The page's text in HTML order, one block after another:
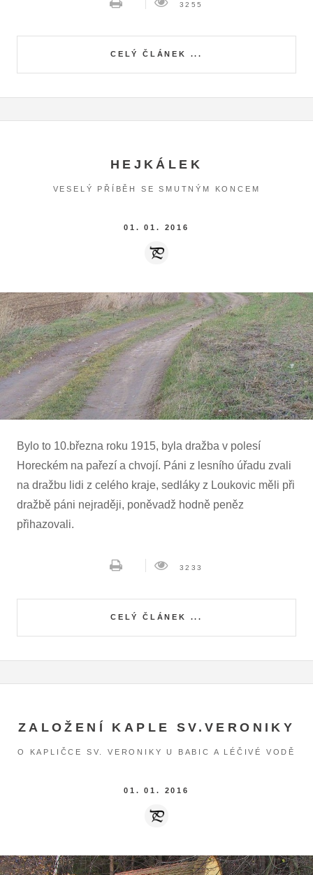
CELÝ ČLÁNEK ...
3255
HEJKÁLEK
VESELÝ PŘÍBĚH SE SMUTNÝM KONCEM
01. 01. 2016
Bylo to 10.března roku 1915, byla dražba v polesí
Horeckém na pařezí a chvojí. Páni z lesního úřadu zvali
na dražbu lidi z celého kraje, sedláky z Loukovic měli při
dražbě páni nejraději, poněvadž hodně peněz
přihazovali.
CELÝ ČLÁNEK ...
3233
ZALOŽENÍ KAPLE SV.VERONIKY
O KAPLIČCE SV. VERONIKY U BABIC A LÉČIVÉ VODĚ
01. 01. 2016